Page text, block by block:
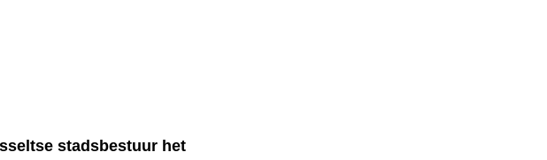
stadsbestuur het